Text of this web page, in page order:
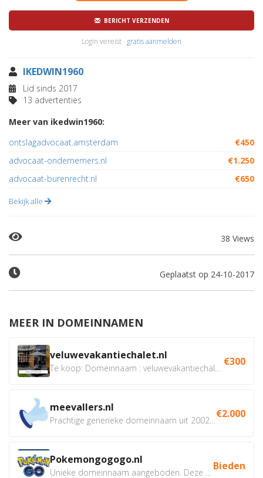
BERICHT VERZENDEN
Login vereist · gratis aanmelden
IKEDWIN1960
Lid sinds 2017
13 advertenties
Meer van ikedwin1960:
ontslagadvocaat.amsterdam
€450
advocaat-ondernemers.nl
€1.250
advocaat-burenrecht.nl
€650
Bekijk alle
38 Views
Geplaatst op 24-10-2017
MEER IN DOMEINNAMEN
veluwevakantiechalet.nl €300
meevallers.nl €2.000
Pokemongogogo.nl Bieden